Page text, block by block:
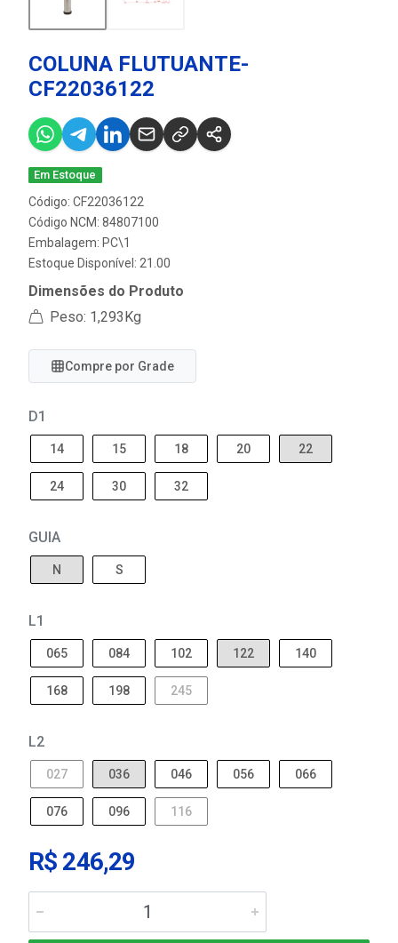
COLUNA FLUTUANTE-
CF22036122
Em Estoque
Código: CF22036122
Código NCM: 84807100
Embalagem: PC\1
Estoque Disponível: 21.00
Dimensões do Produto
Peso: 1,293Kg
Compre por Grade
D1
14 15 18 20 22
24 30 32
GUIA
N S
L1
065 084 102 122 140
168 198 245
L2
027 036 046 056 066
076 096 116
R$ 246,29